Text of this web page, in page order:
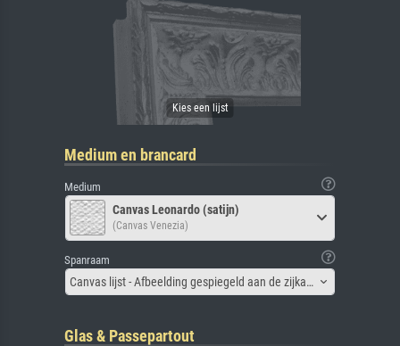
Medium en brancard
Medium
Canvas Leonardo (satijn)
(Canvas Venezia)
Spanraam
Canvas lijst - Afbeelding gespiegeld aan de zijkant
Glas & Passepartout